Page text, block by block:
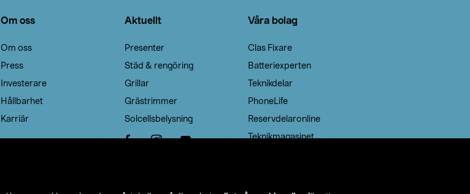
Om oss
Om oss
Press
Investerare
Hållbarhet
Karriär
Aktuellt
Presenter
Städ & rengöring
Grillar
Grästrimmer
Solcellsbelysning
Våra bolag
Clas Fixare
Batteriexperten
Teknikdelar
PhoneLife
Reservdelaronline
Teknikmagasinet